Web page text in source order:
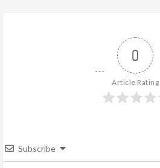
0
Article Rating
Subscribe